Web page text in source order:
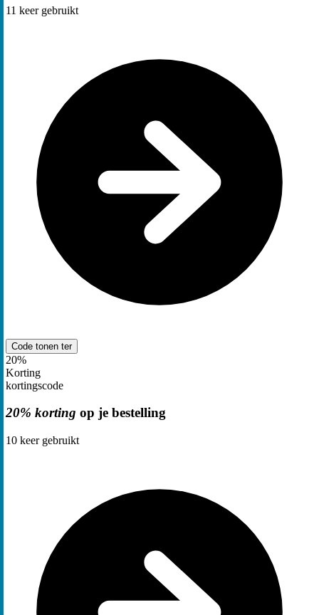
11 keer gebruikt
Code tonen ter
20%
Korting
kortingscode
20% korting op je bestelling
10 keer gebruikt